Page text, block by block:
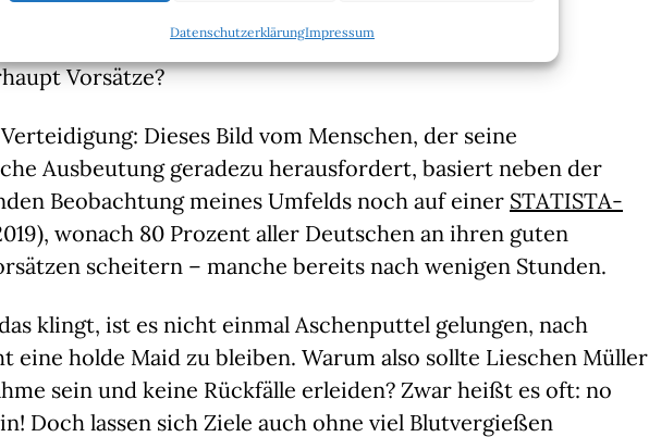
DatenschutzerklärungImpressum
dass es zum Leben reicht. Genial!
Vorsätze?
Dieses Bild vom Menschen, der seine
Ausbeutung geradezu herausfordert, basiert neben der
Beobachtung meines Umfelds noch auf einer STATISTA-
wonach 80 Prozent aller Deutschen an ihren guten
scheitern – manche bereits nach wenigen Stunden.
klingt, ist es nicht einmal Aschenputtel gelungen, nach
eine holde Maid zu bleiben. Warum also sollte Lieschen Müller
sein und keine Rückfälle erleiden? Zwar heißt es oft: no
Doch lassen sich Ziele auch ohne viel Blutvergießen